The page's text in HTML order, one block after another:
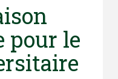
pour le